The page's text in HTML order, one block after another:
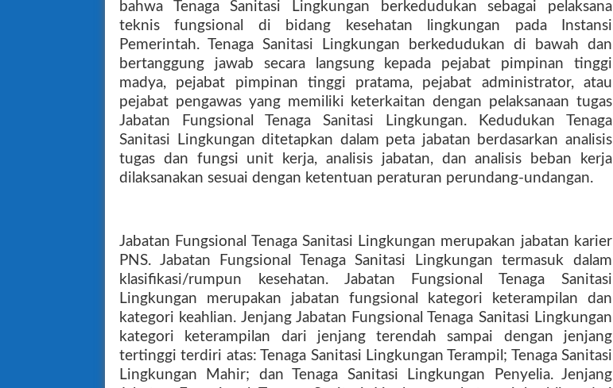
bahwa Tenaga Sanitasi Lingkungan berkedudukan sebagai pelaksana
teknis fungsional di bidang kesehatan lingkungan pada Instansi
Pemerintah. Tenaga Sanitasi Lingkungan berkedudukan di bawah dan
bertanggung jawab secara langsung kepada pejabat pimpinan tinggi
madya, pejabat pimpinan tinggi pratama, pejabat administrator, atau
pejabat pengawas yang memiliki keterkaitan dengan pelaksanaan tugas
Jabatan Fungsional Tenaga Sanitasi Lingkungan. Kedudukan Tenaga
Sanitasi Lingkungan ditetapkan dalam peta jabatan berdasarkan analisis
tugas dan fungsi unit kerja, analisis jabatan, dan analisis beban kerja
dilaksanakan sesuai dengan ketentuan peraturan perundang-undangan.
Jabatan Fungsional Tenaga Sanitasi Lingkungan merupakan jabatan karier
PNS. Jabatan Fungsional Tenaga Sanitasi Lingkungan termasuk dalam
klasifikasi/rumpun kesehatan. Jabatan Fungsional Tenaga Sanitasi
Lingkungan merupakan jabatan fungsional kategori keterampilan dan
kategori keahlian. Jenjang Jabatan Fungsional Tenaga Sanitasi Lingkungan
kategori keterampilan dari jenjang terendah sampai dengan jenjang
tertinggi terdiri atas: Tenaga Sanitasi Lingkungan Terampil; Tenaga Sanitasi
Lingkungan Mahir; dan Tenaga Sanitasi Lingkungan Penyelia. Jenjang